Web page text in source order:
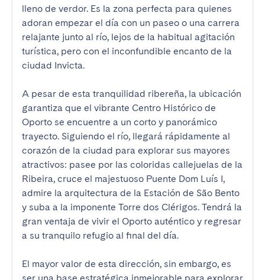
lleno de verdor. Es la zona perfecta para quienes
adoran empezar el día con un paseo o una carrera
relajante junto al río, lejos de la habitual agitación
turística, pero con el inconfundible encanto de la
ciudad Invicta.
A pesar de esta tranquilidad ribereña, la ubicación
garantiza que el vibrante Centro Histórico de
Oporto se encuentre a un corto y panorámico
trayecto. Siguiendo el río, llegará rápidamente al
corazón de la ciudad para explorar sus mayores
atractivos: pasee por las coloridas callejuelas de la
Ribeira, cruce el majestuoso Puente Dom Luís I,
admire la arquitectura de la Estación de São Bento
y suba a la imponente Torre dos Clérigos. Tendrá la
gran ventaja de vivir el Oporto auténtico y regresar
a su tranquilo refugio al final del día.
El mayor valor de esta dirección, sin embargo, es